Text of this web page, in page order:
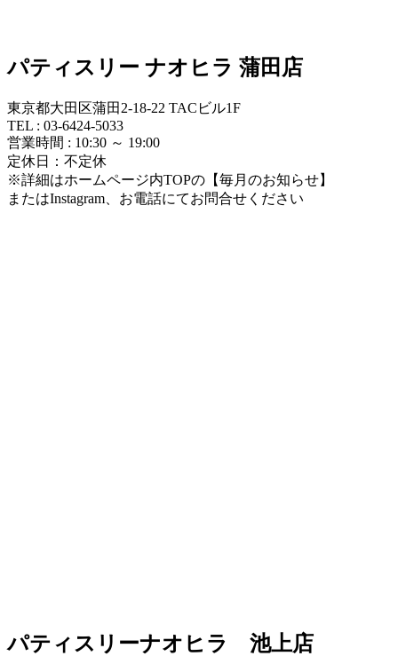
パティスリー ナオヒラ 蒲田店
東京都大田区蒲田2-18-22 TACビル1F
TEL : 03-6424-5033
営業時間 : 10:30 ～ 19:00
定休日：不定休
※詳細はホームページ内TOPの【毎月のお知らせ】
またはInstagram、お電話にてお問合せください
パティスリーナオヒラ 池上店